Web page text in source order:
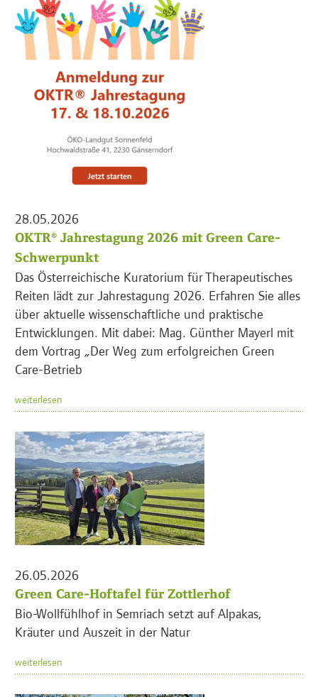
28.05.2026
OKTR® Jahrestagung 2026 mit Green Care-
Schwerpunkt
Das Österreichische Kuratorium für Therapeutisches
Reiten lädt zur Jahrestagung 2026. Erfahren Sie alles
über aktuelle wissenschaftliche und praktische
Entwicklungen. Mit dabei: Mag. Günther Mayerl mit
dem Vortrag „Der Weg zum erfolgreichen Green
Care-Betrieb
weiterlesen
26.05.2026
Green Care-Hoftafel für Zottlerhof
Bio-Wollfühlhof in Semriach setzt auf Alpakas,
Kräuter und Auszeit in der Natur
weiterlesen